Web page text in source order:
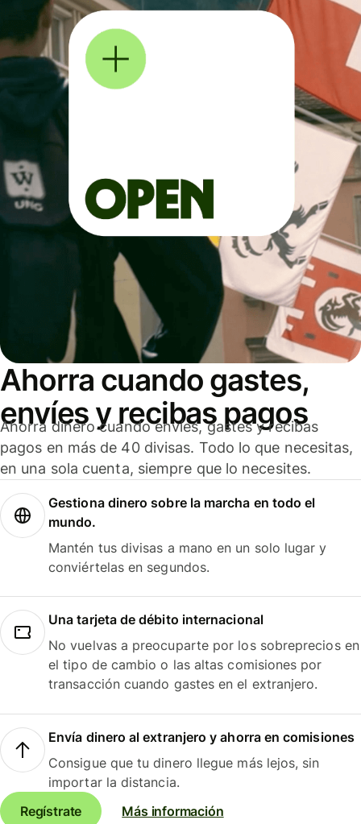
Ahorra cuando gastes,
envíes y recibas pagos
Ahorra dinero cuando envíes, gastes y recibas
pagos en más de 40 divisas. Todo lo que necesitas,
en una sola cuenta, siempre que lo necesites.
Gestiona dinero sobre la marcha en todo el
mundo.
Mantén tus divisas a mano en un solo lugar y
conviértelas en segundos.
Una tarjeta de débito internacional
No vuelvas a preocuparte por los sobreprecios en
el tipo de cambio o las altas comisiones por
transacción cuando gastes en el extranjero.
Envía dinero al extranjero y ahorra en comisiones
Consigue que tu dinero llegue más lejos, sin
importar la distancia.
Regístrate
Más información